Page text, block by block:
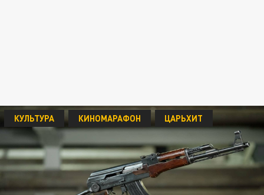
КУЛЬТУРА КИНОМАРАФОН ЦАРЬХИТ